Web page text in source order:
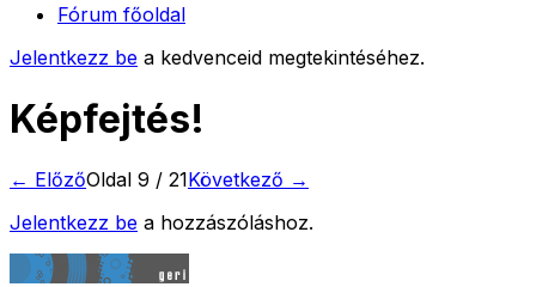
Fórum főoldal
Jelentkezz be a kedvenceid megtekintéséhez.
Képfejtés!
← ElőzőOldal 9 / 21Következő →
Jelentkezz be a hozzászóláshoz.